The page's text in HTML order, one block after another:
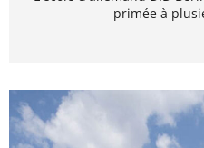
primée à